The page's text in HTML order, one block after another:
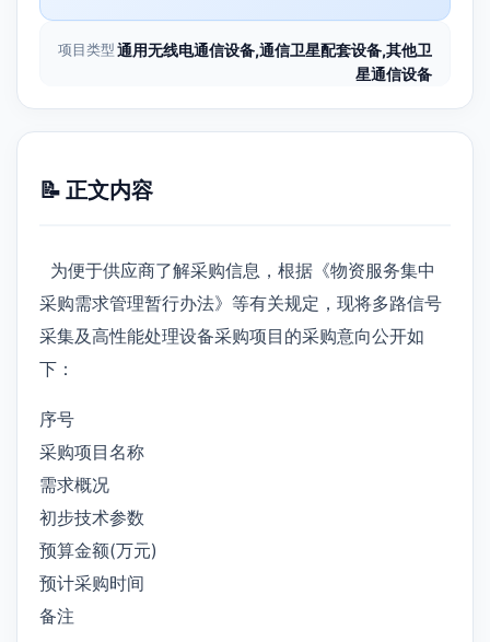
项目类型通用无线电通信设备,通信卫星配套设备,其他卫
星通信设备
📝 正文内容
为便于供应商了解采购信息，根据《物资服务集中
采购需求管理暂行办法》等有关规定，现将多路信号
采集及高性能处理设备采购项目的采购意向公开如
下：
序号
采购项目名称
需求概况
初步技术参数
预算金额(万元)
预计采购时间
备注